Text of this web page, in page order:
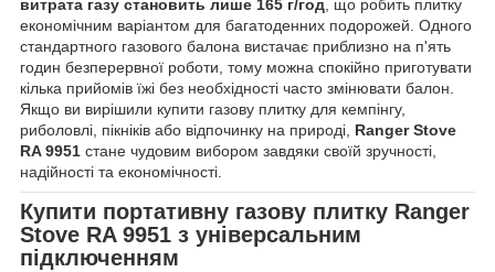
витрата газу становить лише 165 г/год , що робить плитку
економічним варіантом для багатоденних подорожей. Одного
стандартного газового балона вистачає приблизно на п'ять
годин безперервної роботи, тому можна спокійно приготувати
кілька прийомів їжі без необхідності часто змінювати балон.
Якщо ви вирішили купити газову плитку для кемпінгу,
риболовлі, пікніків або відпочинку на природі, Ranger Stove
RA 9951 стане чудовим вибором завдяки своїй зручності,
надійності та економічності.
Купити портативну газову плитку Ranger
Stove RA 9951 з універсальним
підключенням